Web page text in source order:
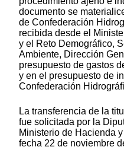
documento se
de Confederación
recibida desde el
y el Reto Demográfico,
Ambiente, Dirección
presupuesto de gastos
y en el presupuesto de
Confederación
La transferencia de la
fue solicitada por la
Ministerio de Hacienda
fecha 22 de noviembre